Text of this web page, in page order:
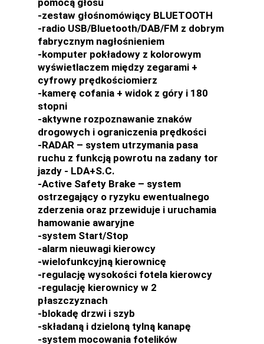
-zestaw głośnomówiący BLUETOOTH
-radio USB/Bluetooth/DAB/FM z dobrym
fabrycznym nagłośnieniem
-komputer pokładowy z kolorowym
wyświetlaczem między zegarami +
cyfrowy prędkościomierz
-kamerę cofania + widok z góry i 180
stopni
-aktywne rozpoznawanie znaków
drogowych i ograniczenia prędkości
-RADAR – system utrzymania pasa
ruchu z funkcją powrotu na zadany tor
jazdy - LDA+S.C.
-Active Safety Brake – system
ostrzegający o ryzyku ewentualnego
zderzenia oraz przewiduje i uruchamia
hamowanie awaryjne
-system Start/Stop
-alarm nieuwagi kierowcy
-wielofunkcyjną kierownicę
-regulację wysokości fotela kierowcy
-regulację kierownicy w 2
płaszczyznach
-blokadę drzwi i szyb
-składaną i dzieloną tylną kanapę
-system mocowania fotelików